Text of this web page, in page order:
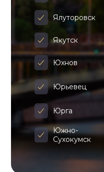
Ялуторовск
Якутск
Юхнов
Юрьевец
Юрга
Южно-
Сухокумск